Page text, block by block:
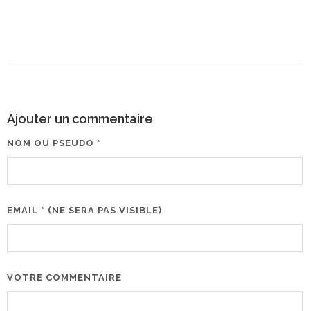
Ajouter un commentaire
NOM OU PSEUDO *
EMAIL * (NE SERA PAS VISIBLE)
VOTRE COMMENTAIRE